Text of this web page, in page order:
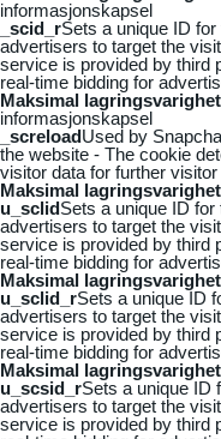
informasjonskapsel
_scid_rSets a unique ID
advertisers to target the
service is provided by third
real-time bidding for
Maksimal lagringsvarighet
informasjonskapsel
_screloadUsed by
the website - The cookie
visitor data for further
Maksimal lagringsvarighet
u_sclidSets a unique ID
advertisers to target the
service is provided by third
real-time bidding for
Maksimal lagringsvarighet
u_sclid_rSets a unique ID
advertisers to target the
service is provided by third
real-time bidding for
Maksimal lagringsvarighet
u_scsid_rSets a unique ID
advertisers to target the
service is provided by third